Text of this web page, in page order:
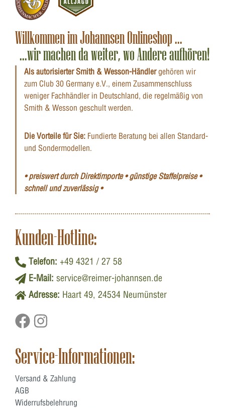
Willkommen im Johannsen Onlineshop ...
...wir machen da weiter, wo Andere aufhören!
Als autorisierter Smith & Wesson-Händlergehören wir
zum Club 30 Germany e.V., einem Zusammenschluss
weniger Fachhändler in Deutschland, die regelmäßig von
Smith & Wesson geschult werden.
Die Vorteile für Sie: Fundierte Beratung bei allen Standard-
und Sondermodellen.
• preiswert durch Direktimporte • günstige Staffelpreise •
schnell und zuverlässig •
Kunden-Hotline:
Telefon: +49 4321 / 27 58
E-Mail: service@reimer-johannsen.de
Adresse: Haart 49, 24534 Neumünster
Service-Informationen:
Versand & Zahlung
AGB
Widerrufsbelehrung